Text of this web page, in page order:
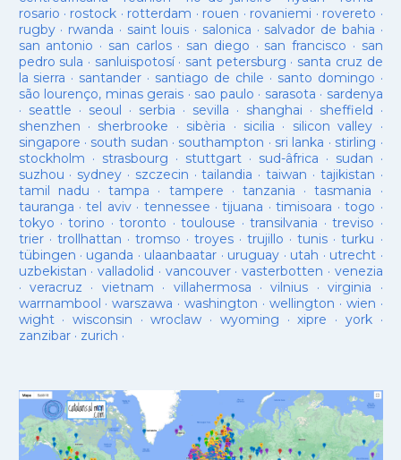
rosario · rostock · rotterdam · rouen · rovaniemi · rovereto ·
rugby· rwanda · saint louis · salonica · salvador de bahia ·
san antonio · san carlos· san diego · san francisco · san
pedro sula · sanluispotosí· sant petersburg · santa cruz de
la sierra · santander · santiago de chile · santo domingo ·
são lourenço, minas gerais · sao paulo · sarasota · sardenya
· seattle · seoul · serbia · sevilla · shanghai · sheffield ·
shenzhen · sherbrooke · sibèria · sicilia · silicon valley ·
singapore · south sudan · southampton · sri lanka · stirling ·
stockholm · strasbourg · stuttgart· sud-âfrica · sudan ·
suzhou · sydney · szczecin ·tailandia ·taiwan · tajikistan ·
tamil nadu ·tampa · tampere · tanzania ·tasmania ·
tauranga ·tel aviv· tennessee ·tijuana ·timisoara ·togo ·
tokyo ·torino ·toronto ·toulouse ·transilvania ·treviso ·
trier· trollhattan · tromso · troyes·trujillo ·tunis ·turku ·
tübingen · uganda · ulaanbaatar · uruguay · utah · utrecht ·
uzbekistan · valladolid · vancouver· vasterbotten · venezia
· veracruz · vietnam · villahermosa ·vilnius ·virginia ·
warrnambool ·warszawa ·washington · wellington · wien ·
wight· wisconsin ·wroclaw · wyoming ·xipre · york·
zanzibar· zurich ·